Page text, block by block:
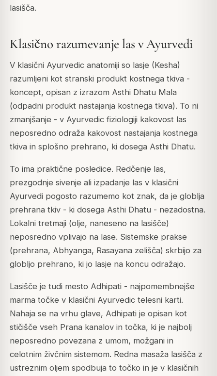
lasišča.
Klasično razumevanje las v Ayurvedi
V klasični Ayurvedic anatomiji so lasje (Kesha)
razumljeni kot stranski produkt kostnega tkiva -
koncept, opisan z izrazom Asthi Dhatu Mala
(odpadni produkt nastajanja kostnega tkiva). To ni
zmanjšanje - v Ayurvedic fiziologiji kakovost las
neposredno odraža kakovost nastajanja kostnega
tkiva in splošno prehrano, ki dosega Asthi Dhatu.
To ima praktične posledice. Redčenje las,
prezgodnje sivenje ali izpadanje las v klasični
Ayurvedi pogosto razumemo kot znak, da je globlja
prehrana tkiv - ki dosega Asthi Dhatu - nezadostna.
Lokalni tretmaji (olje, naneseno na lasišče)
neposredno vplivajo na lase. Sistemske prakse
(prehrana, Abhyanga, Rasayana zelišča) skrbijo za
globljo prehrano, ki jo lasje na koncu odražajo.
Lasišče je tudi mesto Adhipati - najpomembnejše
marma točke v klasični Ayurvedic telesni karti.
Nahaja se na vrhu glave, Adhipati je opisan kot
stičišče vseh Prana kanalov in točka, ki je najbolj
neposredno povezana z umom, možgani in
celotnim živčnim sistemom. Redna masaža lasišča z
ustreznim oljem spodbuja to točko in je v klasičnih